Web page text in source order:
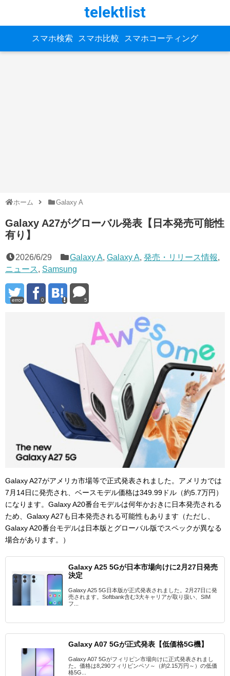
telektlist
スマホ検索 スマホ比較 スマホコーティング
ホーム Galaxy A
Galaxy A27がグローバル発表【日本発売可能性
有り】
2026/6/29 Galaxy A,Galaxy A,発売・リリース情報,
ニュース, Samsung
error 0 5
Galaxy A27がアメリカ市場等で正式発表されました。アメリカでは
7月14日に発売され、ベースモデル価格は349.99ドル（約5.7万円）
になります。Galaxy A20番台モデルは何年かおきに日本発売される
ため、Galaxy A27も日本発売される可能性もあります（ただし、
Galaxy A20番台モデルは日本版とグローバル版でスペックが異なる
場合があります。）
Galaxy A25 5Gが日本市場向けに2月27日発売
決定
Galaxy A25 5G日本版が正式発表されました。2月27日に発
売されます。Softbank含む3大キャリアが取り扱い、SIM
フ...
Galaxy A07 5Gが正式発表【低価格5G機】
Galaxy A07 5Gがフィリピン市場向けに正式発表されまし
た。価格は8,290フィリピンペソ～（約2.15万円～）の低価
格5G...